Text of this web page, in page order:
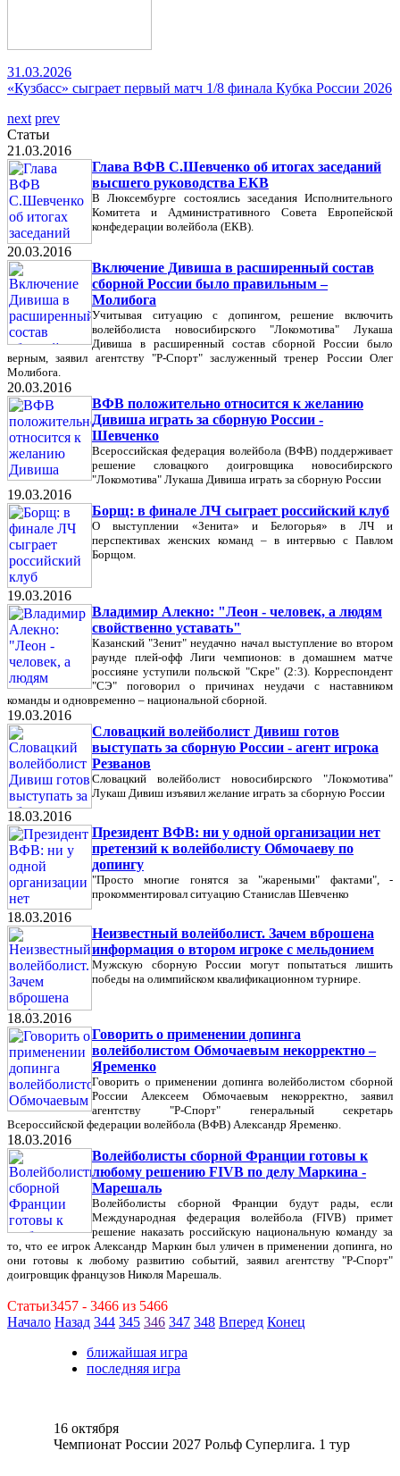
31.03.2026
«Кузбасс» сыграет первый матч 1/8 финала Кубка России 2026
next prev
Статьи
21.03.2016
Глава ВФВ С.Шевченко об итогах заседаний
высшего руководства ЕКВ
В Люксембурге состоялись заседания Исполнительного
Комитета и Административного Совета Европейской
конфедерации волейбола (ЕКВ).
20.03.2016
Включение Дивиша в расширенный состав
сборной России было правильным –
Молибога
Учитывая ситуацию с допингом, решение включить
волейболиста новосибирского "Локомотива" Лукаша
Дивиша в расширенный состав сборной России было
верным, заявил агентству "Р-Спорт" заслуженный тренер России Олег
Молибога.
20.03.2016
ВФВ положительно относится к желанию
Дивиша играть за сборную России -
Шевченко
Всероссийская федерация волейбола (ВФВ) поддерживает
решение словацкого доигровщика новосибирского
"Локомотива" Лукаша Дивиша играть за сборную России
19.03.2016
Борщ: в финале ЛЧ сыграет российский клуб
О выступлении «Зенита» и Белогорья» в ЛЧ и
перспективах женских команд – в интервью с Павлом
Борщом.
19.03.2016
Владимир Алекно: "Леон - человек, а людям
свойственно уставать"
Казанский "Зенит" неудачно начал выступление во втором
раунде плей-офф Лиги чемпионов: в домашнем матче
россияне уступили польской "Скре" (2:3). Корреспондент
"СЭ" поговорил о причинах неудачи с наставником
команды и одновременно – национальной сборной.
19.03.2016
Словацкий волейболист Дивиш готов
выступать за сборную России - агент игрока
Резванов
Словацкий волейболист новосибирского "Локомотива"
Лукаш Дивиш изъявил желание играть за сборную России
18.03.2016
Президент ВФВ: ни у одной организации нет
претензий к волейболисту Обмочаеву по
допингу
"Просто многие гонятся за "жареными" фактами", -
прокомментировал ситуацию Станислав Шевченко
18.03.2016
Неизвестный волейболист. Зачем вброшена
информация о втором игроке с мельдонием
Мужскую сборную России могут попытаться лишить
победы на олимпийском квалификационном турнире.
18.03.2016
Говорить о применении допинга
волейболистом Обмочаевым некорректно –
Яременко
Говорить о применении допинга волейболистом сборной
России Алексеем Обмочаевым некорректно, заявил
агентству "Р-Спорт" генеральный секретарь
Всероссийской федерации волейбола (ВФВ) Александр Яременко.
18.03.2016
Волейболисты сборной Франции готовы к
любому решению FIVB по делу Маркина -
Марешаль
Волейболисты сборной Франции будут рады, если
Международная федерация волейбола (FIVB) примет
решение наказать российскую национальную команду за
то, что ее игрок Александр Маркин был уличен в применении допинга, но
они готовы к любому развитию событий, заявил агентству "Р-Спорт"
доигровщик французов Николя Марешаль.
Статьи3457 - 3466 из 5466
Начало Назад 344 345 346 347 348 Вперед Конец
ближайшая игра
последняя игра
16 октября
Чемпионат России 2027 Рольф Суперлига. 1 тур